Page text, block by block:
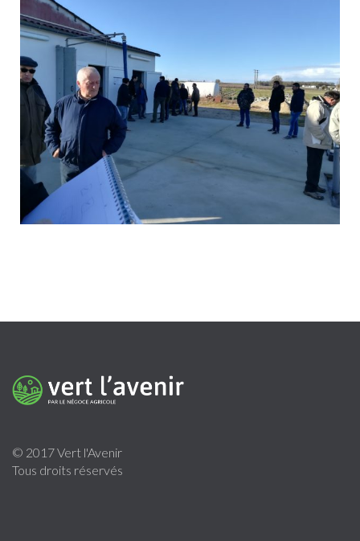
© 2017 Vert l'Avenir
Tous droits réservés